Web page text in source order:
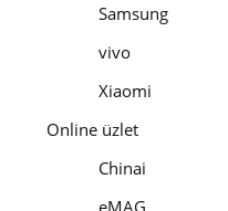
Samsung
vivo
Xiaomi
Online üzlet
Chinai
eMAG